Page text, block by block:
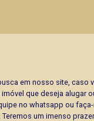
em nosso site, caso
que deseja alugar
no whatsapp ou
um imenso